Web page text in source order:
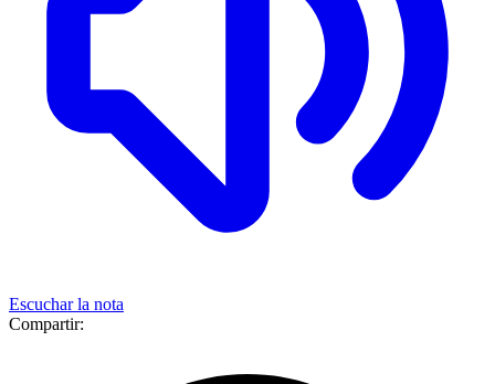
Escuchar la nota
Compartir: